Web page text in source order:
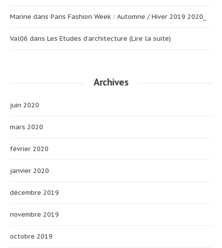
Marine dans Paris Fashion Week : Automne / Hiver 2019 2020_
Val06 dans Les Etudes d’architecture (Lire la suite)
Archives
juin 2020
mars 2020
février 2020
janvier 2020
décembre 2019
novembre 2019
octobre 2019